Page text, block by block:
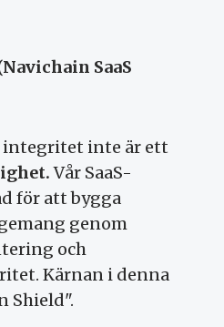
SaaS
integritet inte är ett
Vår SaaS-
för att bygga
genom
och
Kärnan i denna
Shield".